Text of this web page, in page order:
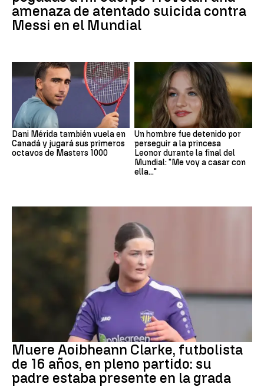
amenaza de atentado suicida contra
Messi en el Mundial
Dani Mérida también vuela en
Canadá y jugará sus primeros
octavos de Masters 1000
Un hombre fue detenido por
perseguir a la princesa
Leonor durante la final del
Mundial: "Me voy a casar con
ella..."
Muere Aoibheann Clarke, futbolista
de 16 años, en pleno partido: su
padre estaba presente en la grada